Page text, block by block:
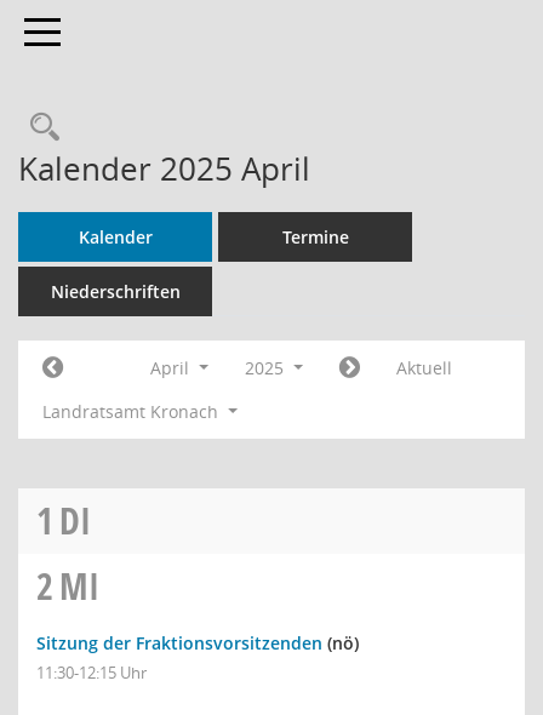
Toggle navigation
Rechercheauswahl
Kalender 2025 April
Kalender Termine
Niederschriften
April 2025
Aktuell
Landratsamt Kronach
1 DI
2MI
Sitzung der Fraktionsvorsitzenden (nö)
11:30-12:15 Uhr